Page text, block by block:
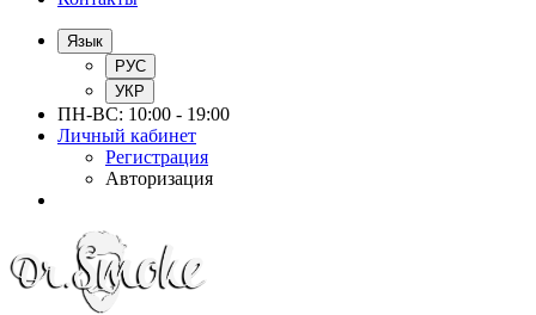
Язык
РУС
УКР
ПН-ВС: 10:00 - 19:00
Личный кабинет
Регистрация
Авторизация